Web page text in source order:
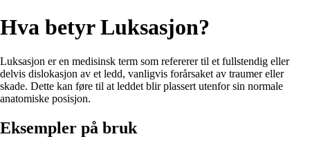
Hva betyr Luksasjon?
Luksasjon er en medisinsk term som refererer til et fullstendig eller
delvis dislokasjon av et ledd, vanligvis forårsaket av traumer eller
skade. Dette kan føre til at leddet blir plassert utenfor sin normale
anatomiske posisjon.
Eksempler på bruk